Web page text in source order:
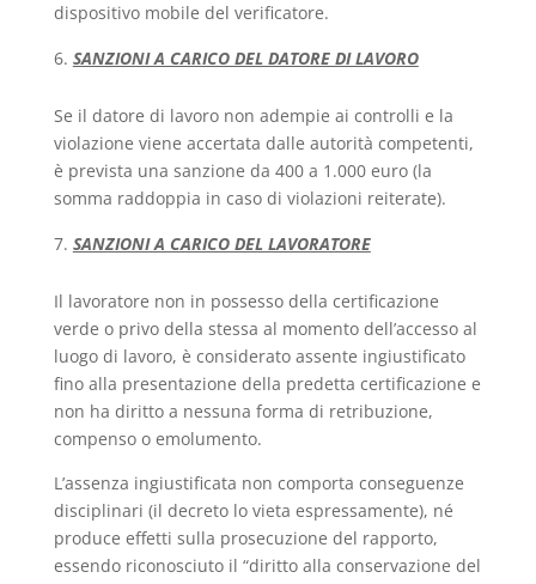
dispositivo mobile del verificatore.
SANZIONI A CARICO DEL DATORE DI LAVORO
Se il datore di lavoro non adempie ai controlli e la
violazione viene accertata dalle autorità competenti,
è prevista una sanzione da 400 a 1.000 euro (la
somma raddoppia in caso di violazioni reiterate).
SANZIONI A CARICO DEL LAVORATORE
Il lavoratore non in possesso della certificazione
verde o privo della stessa al momento dell’accesso al
luogo di lavoro, è considerato assente ingiustificato
fino alla presentazione della predetta certificazione e
non ha diritto a nessuna forma di retribuzione,
compenso o emolumento.
L’assenza ingiustificata non comporta conseguenze
disciplinari (il decreto lo vieta espressamente), né
produce effetti sulla prosecuzione del rapporto,
essendo riconosciuto il “diritto alla conservazione del